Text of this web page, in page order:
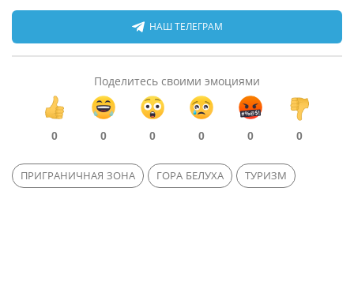
НАШ ТЕЛЕГРАМ
Поделитесь своими эмоциями
0 0 0 0 0 0
ПРИГРАНИЧНАЯ ЗОНА ГОРА БЕЛУХА ТУРИЗМ